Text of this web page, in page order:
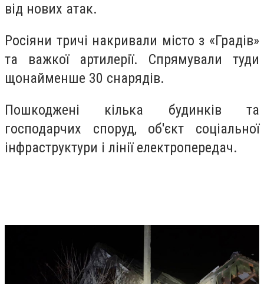
від нових атак.
Росіяни тричі накривали місто з «Градів»
та важкої артилерії. Спрямували туди
щонайменше 30 снарядів.
Пошкоджені кілька будинків та
господарчих споруд, об'єкт соціальної
інфраструктури і лінії електропередач.